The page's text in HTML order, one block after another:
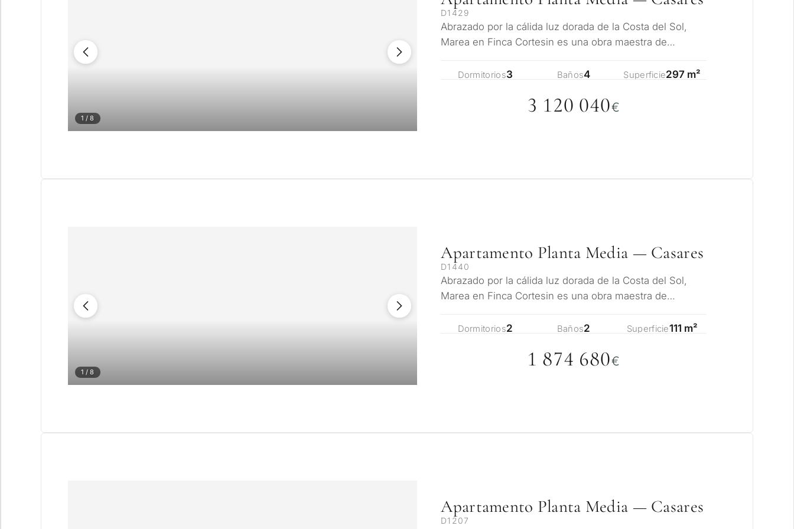
1 / 8
D1429
Abrazado por la cálida luz dorada de la Costa del Sol,
Marea en Finca Cortesin es una obra maestra de
Dormitorios3 Baños4 Superficie297 m²
3 120 040€
1 / 8
Apartamento Planta Media — Casares
D1440
Abrazado por la cálida luz dorada de la Costa del Sol,
Marea en Finca Cortesin es una obra maestra de
Dormitorios2 Baños2 Superficie111 m²
1 874 680€
Apartamento Planta Media — Casares
D1207